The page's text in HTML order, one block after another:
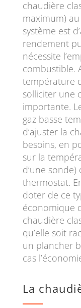
chaudière
maximum) au
système est
rendement
nécessite
combustible.
température
solliciter une
importante.
gaz basse
d’ajuster la
besoins, en
sur la
d’une sonde)
thermostat.
doter de ce
économique
chaudière
qu’elle soit
un plancher
cas
La